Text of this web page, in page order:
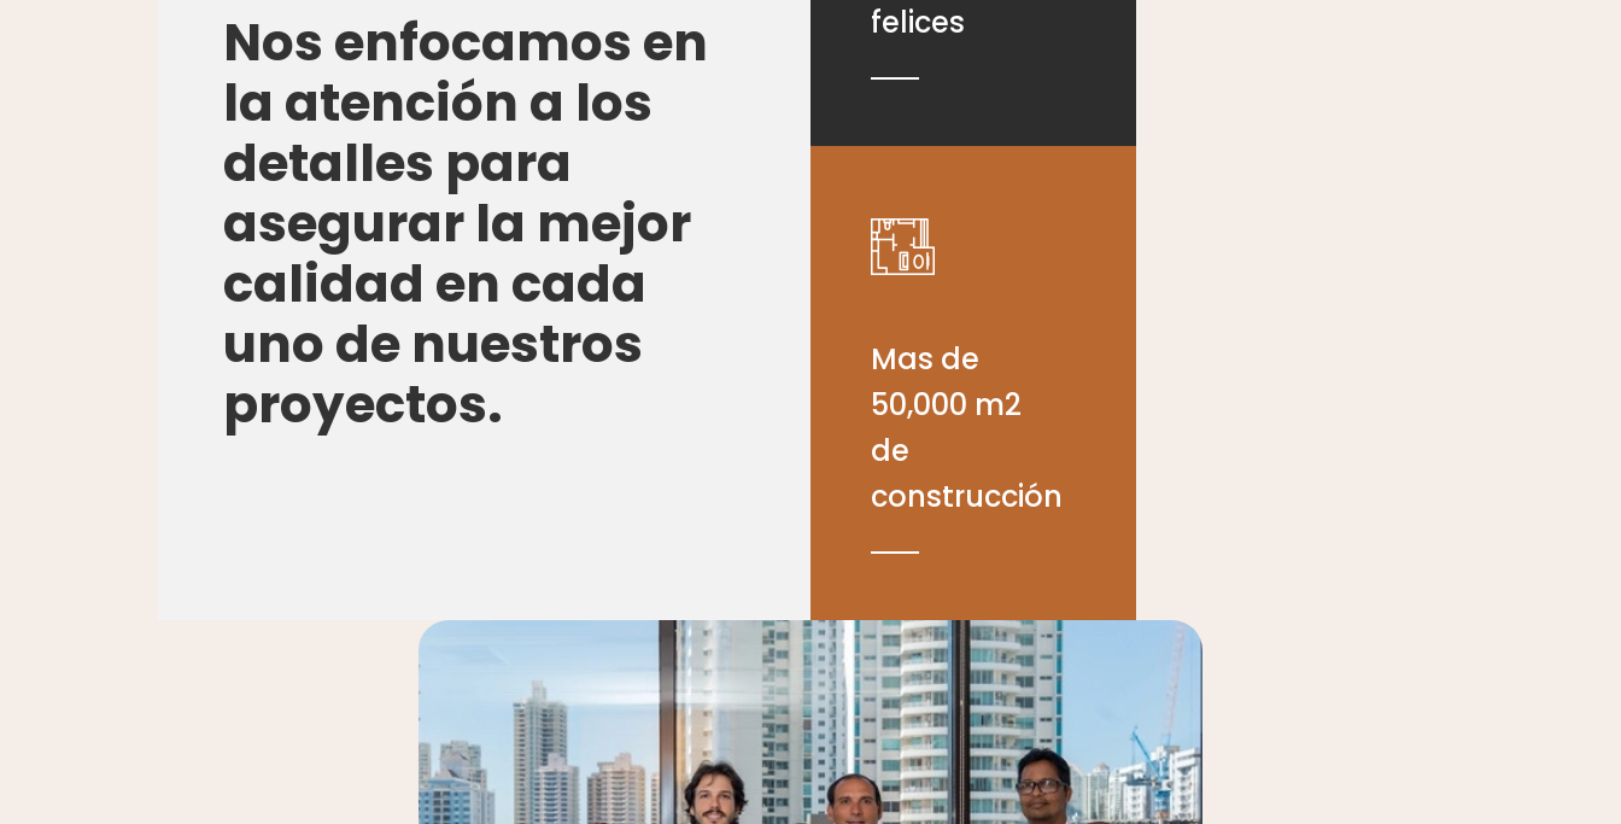
Nos enfocamos en
la atención a los
detalles para
asegurar la mejor
calidad en cada
uno de nuestros
proyectos.
felices
Mas de
50,000 m2
de
construcción